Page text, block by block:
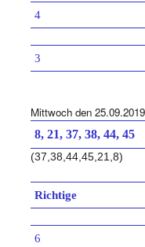
4
3
Mittwoch den 25.09.2019
8, 21, 37, 38, 44, 45
(37,38,44,45,21,8)
Richtige
6